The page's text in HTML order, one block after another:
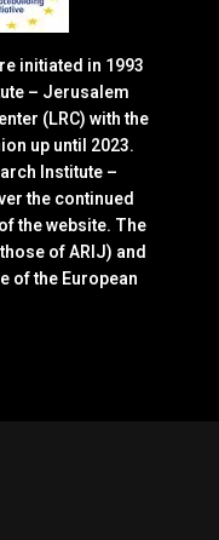
initiated in 1993
– Jerusalem
(LRC) with the
up until 2023.
Institute –
the continued
the website. The
of ARIJ) and
of the European